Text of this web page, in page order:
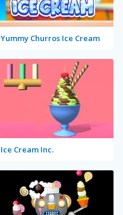
Yummy Churros Ice Cream
Ice Cream Inc.